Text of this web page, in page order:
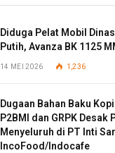
Diduga Pelat Mobil
Putih, Avanza BK 1125
14 MEI 2026 1,236
Dugaan Bahan Baku
P2BMI dan GRPK Desak
Menyeluruh di PT Inti
IncoFood/Indocafe